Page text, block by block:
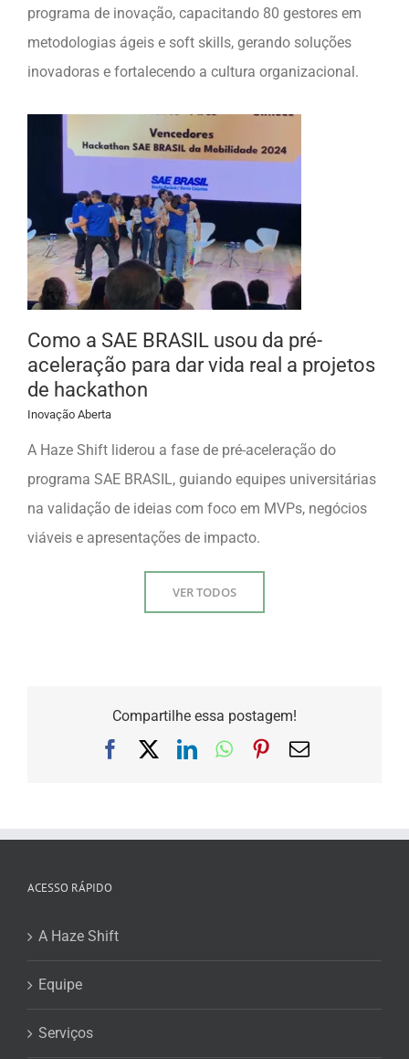
programa de inovação, capacitando 80 gestores em
metodologias ágeis e soft skills, gerando soluções
inovadoras e fortalecendo a cultura organizacional.
Como a SAE BRASIL usou da pré-
aceleração para dar vida real a projetos
de hackathon
Inovação Aberta
A Haze Shift liderou a fase de pré-aceleração do
programa SAE BRASIL, guiando equipes universitárias
na validação de ideias com foco em MVPs, negócios
viáveis e apresentações de impacto.
VER TODOS
Compartilhe essa postagem!
FacebookLinkedInWhatsApp
Pinterest
E-
ACESSO RÁPIDO
A Haze Shift
Equipe
Serviços